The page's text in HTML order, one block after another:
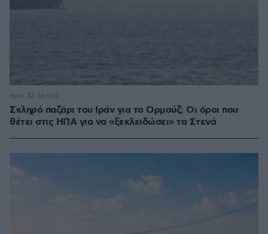
Σκληρό παζάρι του Ιράν για το Ορμούζ: Οι όροι που
θέτει στις ΗΠΑ για να «ξεκλειδώσει» τα Στενά
πριν 32 λεπτά